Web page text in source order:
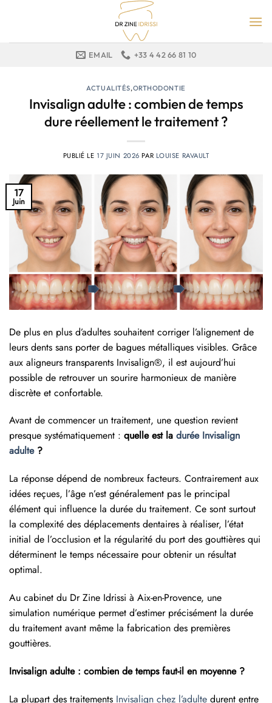
EMAIL +33 4 42 66 81 10
ACTUALITÉS,ORTHODONTIE
Invisalign adulte : combien de temps
dure réellement le traitement ?
PUBLIÉ LE 17 JUIN 2026 PAR LOUISE RAVAULT
17
Juin
De plus en plus d’adultes souhaitent corriger l’alignement de
leurs dents sans porter de bagues métalliques visibles. Grâce
aux aligneurs transparents Invisalign®, il est aujourd’hui
possible de retrouver un sourire harmonieux de manière
discrète et confortable.
Avant de commencer un traitement, une question revient
presque systématiquement : quelle est la durée Invisalign
adulte?
La réponse dépend de nombreux facteurs. Contrairement aux
idées reçues, l’âge n’est généralement pas le principal
élément qui influence la durée du traitement. Ce sont surtout
la complexité des déplacements dentaires à réaliser, l’état
initial de l’occlusion et la régularité du port des gouttières qui
déterminent le temps nécessaire pour obtenir un résultat
optimal.
Au cabinet du Dr Zine Idrissi à Aix-en-Provence, une
simulation numérique permet d’estimer précisément la durée
du traitement avant même la fabrication des premières
gouttières.
Invisalign adulte : combien de temps faut-il en moyenne ?
La plupart des traitements Invisalign chez l’adulte durent entre